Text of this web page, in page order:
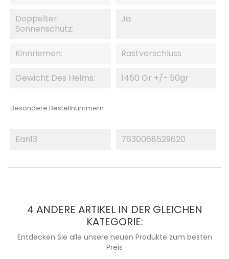
Doppelter
Sonnenschutz:
Ja
Kinnriemen: Rastverschluss
Gewicht Des Helms: 1450 Gr +/- 50gr
Besondere Bestellnummern
Ean13 7630068529620
4 ANDERE ARTIKEL IN DER GLEICHEN
KATEGORIE:
Entdecken Sie alle unsere neuen Produkte zum besten
Preis